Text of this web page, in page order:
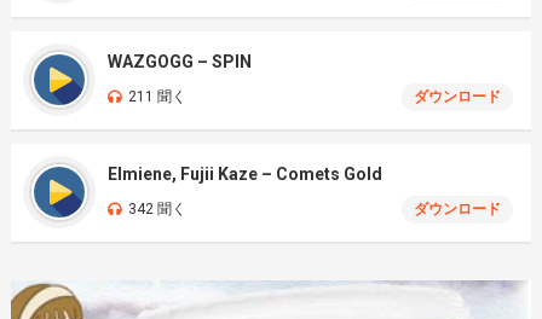
WAZGOGG – SPIN
211 聞く ダウンロード
Elmiene, Fujii Kaze – Comets Gold
342 聞く ダウンロード